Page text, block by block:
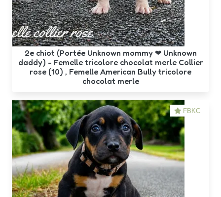
2e chiot (Portée Unknown mommy ❤ Unknown
daddy) - Femelle tricolore chocolat merle Collier
rose (10) , Femelle American Bully tricolore
chocolat merle
FBKC